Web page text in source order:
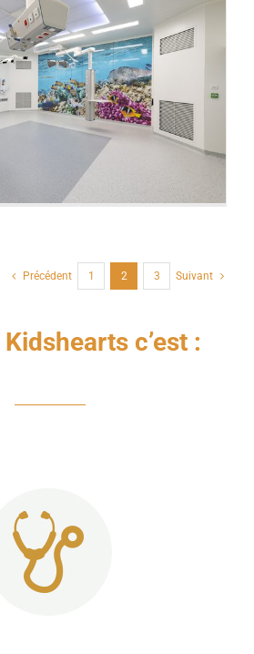
Précédent 1 2 3 Suivant
Kidshearts c’est :